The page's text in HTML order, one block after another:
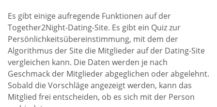
Es gibt einige aufregende Funktionen auf der
Together2Night-Dating-Site. Es gibt ein Quiz zur
Persönlichkeitsübereinstimmung, mit dem der
Algorithmus der Site die Mitglieder auf der Dating-Site
vergleichen kann. Die Daten werden je nach
Geschmack der Mitglieder abgeglichen oder abgelehnt.
Sobald die Vorschläge angezeigt werden, kann das
Mitglied frei entscheiden, ob es sich mit der Person